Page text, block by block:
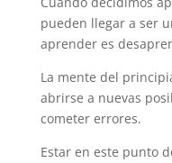
pueden llegar a ser
aprender es
La mente del
abrirse a nuevas
cometer errores.
Estar en este punto